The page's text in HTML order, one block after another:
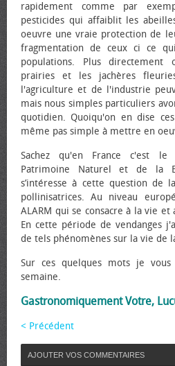
rapidement comme par
pesticides qui affaiblit les
œuvre une vraie protection de
fragmentation de ceux ci ce
populations. Plus
prairies et les jachères
l'agriculture et de l'industrie
mais nous simples particuliers
quotidien. Quoiqu'on en dise
même pas simple à mettre en
Sachez qu'en France c'est le
Patrimoine Naturel et de la
s’intéresse à cette question de
pollinisatrices. Au niveau
ALARM qui se consacre à la vie et
En cette période de vendanges
de tels phénomènes sur la vie de
Sur ces quelques mots je vous
semaine.
Gastronomiquement Votre,
< Précédent
AJOUTER VOS COMMENTAIRES